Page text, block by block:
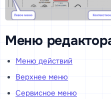
Меню
Меню действий
Верхнее меню
Сервисное меню